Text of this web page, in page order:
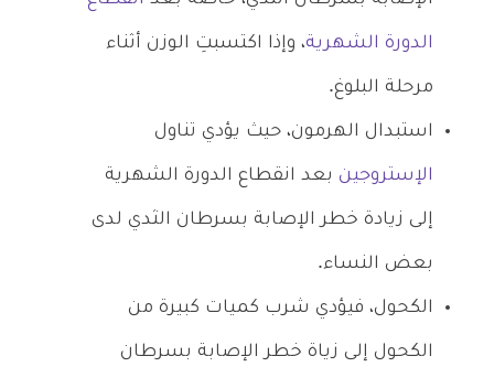
الدورة الشهرية، وإذا اكتسبتِ الوزن أثناء
مرحلة البلوغ.
استبدال الهرمون، حيث يؤدي تناول
الإستروجين بعد انقطاع الدورة الشهرية
إلى زيادة خطر الإصابة بسرطان الثدي لدى
بعض النساء.
الكحول، فيؤدي شرب كميات كبيرة من
الكحول إلى زياة خطر الإصابة بسرطان